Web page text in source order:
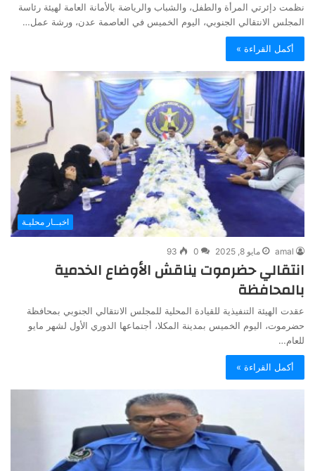
نظمت دإئرتي المرأة والطفل، والشباب والرياضة بالأمانة العامة لهيئة رئاسة
المجلس الانتقالي الجنوبي، اليوم الخميس في العاصمة عدن، ورشة عمل…
أكمل القراءة »
اخبــار محليـة
amal مايو 8, 2025 0
93
انتقالي حضرموت يناقش الأوضاع الخدمية
بالمحافظة
عقدت الهيئة التنفيذية للقيادة المحلية للمجلس الانتقالي الجنوبي بمحافظة
حضرموت، اليوم الخميس بمدينة المكلا، أجتماعها الدوري الأول لشهر مايو
للعام…
أكمل القراءة »